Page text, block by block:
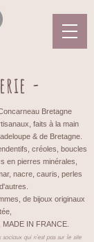
-
Bretagne
faits à la main
& de Bretagne.
créoles, boucles
en pierres minérales,
nacre, cauris, perles
de bijoux originaux
IN FRANCE.
qui n'est pas sur le site